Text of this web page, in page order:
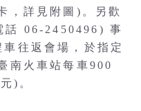
，詳見附圖)。另歡
話 06-2450496) 事
往返會場，於指定
南火車站每車900
)。